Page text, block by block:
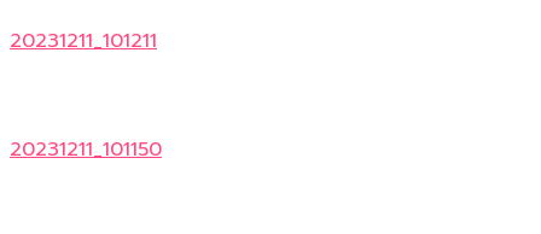
20231211_101211
20231211_101150